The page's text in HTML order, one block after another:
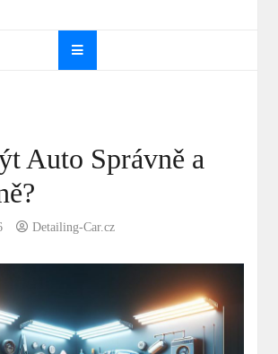
Auto Správně a
Detailing-Car.cz